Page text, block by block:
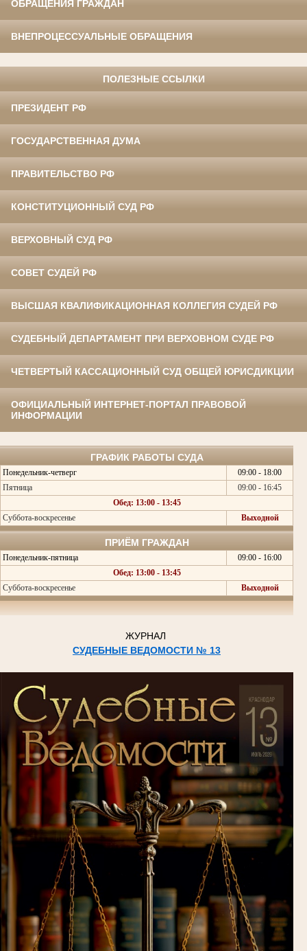
ОБРАЩЕНИЯ ГРАЖДАН
ВНЕПРОЦЕССУАЛЬНЫЕ ОБРАЩЕНИЯ
ПОЛЕЗНЫЕ ССЫЛКИ
ПРЕЗИДЕНТ РФ
ГОСУДАРСТВЕННАЯ ДУМА
ПРАВИТЕЛЬСТВО РФ
КОНСТИТУЦИОННЫЙ СУД РФ
ВЕРХОВНЫЙ СУД РФ
СОВЕТ СУДЕЙ РФ
ВЫСШАЯ КВАЛИФИКАЦИОННАЯ КОЛЛЕГИЯ СУДЕЙ РФ
СУДЕБНЫЙ ДЕПАРТАМЕНТ ПРИ ВЕРХОВНОМ СУДЕ РФ
ЧЕТВЕРТЫЙ КАССАЦИОННЫЙ СУД ОБЩЕЙ ЮРИСДИКЦИИ
ОФИЦИАЛЬНЫЙ ИНТЕРНЕТ-ПОРТАЛ ПРАВОВОЙ
ИНФОРМАЦИИ
ГРАФИК РАБОТЫ СУДА
Понедельник-четверг
09:00 - 18:00
Пятница
09:00 - 16:45
Обед: 13:00 - 13:45
Суббота-воскресенье
Выходной
ПРИЁМ ГРАЖДАН
Понедельник-пятница
09:00 - 16:00
Обед: 13:00 - 13:45
Суббота-воскресенье
Выходной
ЖУРНАЛ
СУДЕБНЫЕ ВЕДОМОСТИ № 13